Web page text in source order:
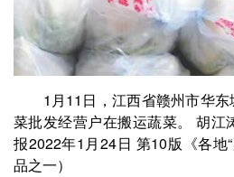
1月11日，江西省赣州市华东
菜批发经营户在搬运蔬菜。 胡江
报2022年1月24日 第10版《各地
品之一）